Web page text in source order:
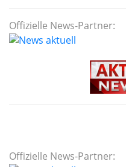
Offizielle News-Partner:
Offizielle News-Partner: